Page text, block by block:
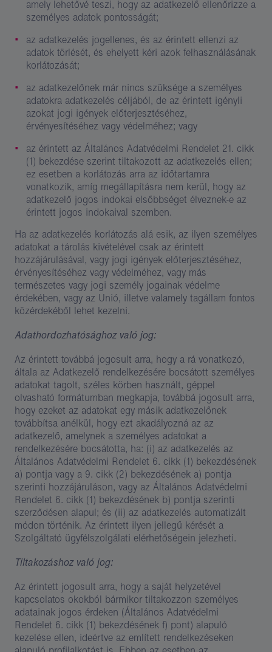
amely lehetővé teszi, hogy az adatkezelő ellenőrizze a
személyes adatok pontosságát;
az adatkezelés jogellenes, és az érintett ellenzi az
adatok törlését, és ehelyett kéri azok felhasználásának
korlátozását;
az adatkezelőnek már nincs szüksége a személyes
adatokra adatkezelés céljából, de az érintett igényli
azokat jogi igények előterjesztéséhez,
érvényesítéséhez vagy védelméhez; vagy
az érintett az Általános Adatvédelmi Rendelet 21. cikk
(1) bekezdése szerint tiltakozott az adatkezelés ellen;
ez esetben a korlátozás arra az időtartamra
vonatkozik, amíg megállapításra nem kerül, hogy az
adatkezelő jogos indokai elsőbbséget élveznek-e az
érintett jogos indokaival szemben.
Ha az adatkezelés korlátozás alá esik, az ilyen személyes
adatokat a tárolás kivételével csak az érintett
hozzájárulásával, vagy jogi igények előterjesztéséhez,
érvényesítéséhez vagy védelméhez, vagy más
természetes vagy jogi személy jogainak védelme
érdekében, vagy az Unió, illetve valamely tagállam fontos
közérdekéből lehet kezelni.
Adathordozhatósághoz való jog:
Az érintett továbbá jogosult arra, hogy a rá vonatkozó,
általa az Adatkezelő rendelkezésére bocsátott személyes
adatokat tagolt, széles körben használt, géppel
olvasható formátumban megkapja, továbbá jogosult arra,
hogy ezeket az adatokat egy másik adatkezelőnek
továbbítsa anélkül, hogy ezt akadályozná az az
adatkezelő, amelynek a személyes adatokat a
rendelkezésére bocsátotta, ha: (i) az adatkezelés az
Általános Adatvédelmi Rendelet 6. cikk (1) bekezdésének
a) pontja vagy a 9. cikk (2) bekezdésének a) pontja
szerinti hozzájáruláson, vagy az Általános Adatvédelmi
Rendelet 6. cikk (1) bekezdésének b) pontja szerinti
szerződésen alapul; és (ii) az adatkezelés automatizált
módon történik. Az érintett ilyen jellegű kérését a
Szolgáltató ügyfélszolgálati elérhetőségein jelezheti.
Tiltakozáshoz való jog:
Az érintett jogosult arra, hogy a saját helyzetével
kapcsolatos okokból bármikor tiltakozzon személyes
adatainak jogos érdeken (Általános Adatvédelmi
Rendelet 6. cikk (1) bekezdésének f) pont) alapuló
kezelése ellen, ideértve az említett rendelkezéseken